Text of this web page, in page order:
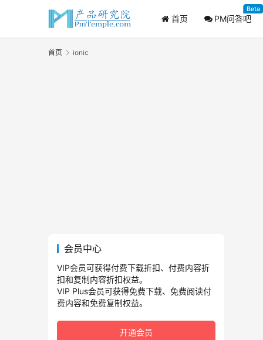
首页 PM问答吧
Beta
首页 ionic
会员中心
VIP会员可获得付费下载折扣、付费内容折
扣和复制内容折扣权益。
VIP Plus会员可获得免费下载、免费阅读付
费内容和免费复制权益。
开通会员